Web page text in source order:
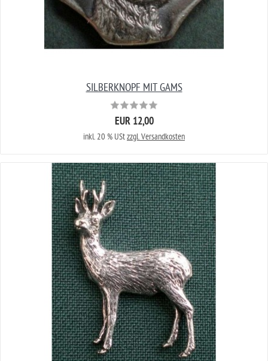
SILBERKNOPF MIT GAMS
EUR 12,00
inkl. 20 % UStzzgl. Versandkosten